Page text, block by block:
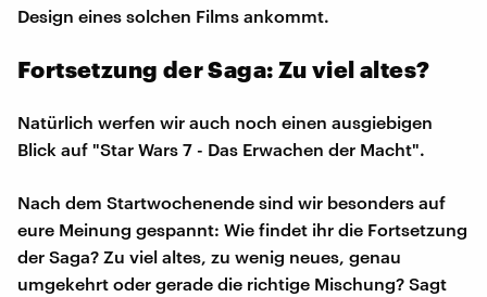
Design eines solchen Films ankommt.
Fortsetzung der Saga: Zu viel altes?
Natürlich werfen wir auch noch einen ausgiebigen
Blick auf "Star Wars 7 - Das Erwachen der Macht".
Nach dem Startwochenende sind wir besonders auf
eure Meinung gespannt: Wie findet ihr die Fortsetzung
der Saga? Zu viel altes, zu wenig neues, genau
umgekehrt oder gerade die richtige Mischung? Sagt